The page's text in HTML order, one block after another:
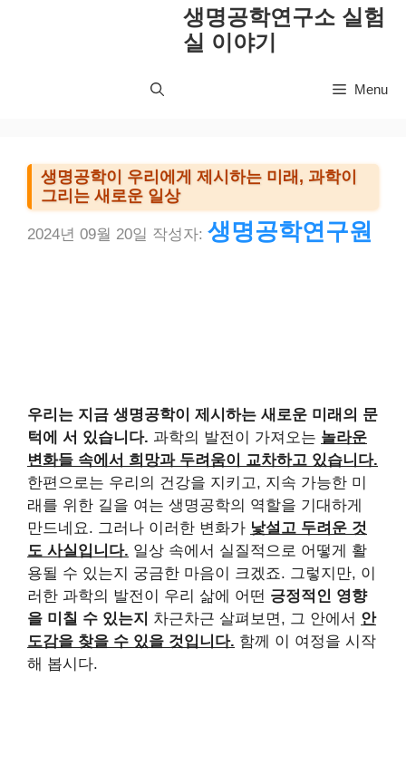
생명공학연구소 실험
실 이야기
Menu
생명공학이 우리에게 제시하는 미래, 과학이
그리는 새로운 일상
2024년 09월 20일 작성자: 생명공학연구원
우리는 지금 생명공학이 제시하는 새로운 미래의 문
턱에 서 있습니다. 과학의 발전이 가져오는 놀라운
변화들 속에서 희망과 두려움이 교차하고 있습니다.
한편으로는 우리의 건강을 지키고, 지속 가능한 미
래를 위한 길을 여는 생명공학의 역할을 기대하게
만드네요. 그러나 이러한 변화가 낯설고 두려운 것
도 사실입니다. 일상 속에서 실질적으로 어떻게 활
용될 수 있는지 궁금한 마음이 크겠죠. 그렇지만, 이
러한 과학의 발전이 우리 삶에 어떤 긍정적인 영향
을 미칠 수 있는지 차근차근 살펴보면, 그 안에서 안
도감을 찾을 수 있을 것입니다. 함께 이 여정을 시작
해 봅시다.